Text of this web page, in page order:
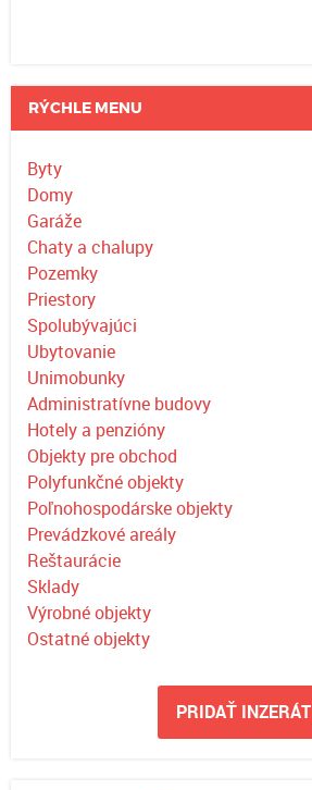
RÝCHLE MENU
Byty
Domy
Garáže
Chaty a chalupy
Pozemky
Priestory
Spolubývajúci
Ubytovanie
Unimobunky
Administratívne budovy
Hotely a penzióny
Objekty pre obchod
Polyfunkčné objekty
Poľnohospodárske objekty
Prevádzkové areály
Reštaurácie
Sklady
Výrobné objekty
Ostatné objekty
PRIDAŤ INZERÁT